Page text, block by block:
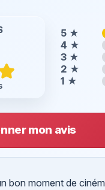
5 ★
4 ★
3 ★
2 ★
1 ★
mon avis
bon moment de